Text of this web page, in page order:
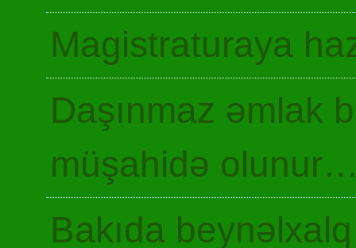
Magistraturaya
Daşınmaz əmlak
müşahidə
Bakıda